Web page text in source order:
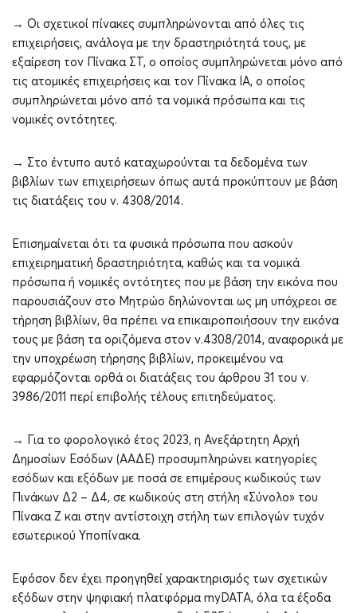
→ Οι σχετικοί πίνακες συμπληρώνονται από όλες τις
επιχειρήσεις, ανάλογα με την δραστηριότητά τους, με
εξαίρεση τον Πίνακα ΣΤ, ο οποίος συμπληρώνεται μόνο από
τις ατομικές επιχειρήσεις και τον Πίνακα ΙΑ, ο οποίος
συμπληρώνεται μόνο από τα νομικά πρόσωπα και τις
νομικές οντότητες.
→ Στο έντυπο αυτό καταχωρούνται τα δεδομένα των
βιβλίων των επιχειρήσεων όπως αυτά προκύπτουν με βάση
τις διατάξεις του ν. 4308/2014.
Επισημαίνεται ότι τα φυσικά πρόσωπα που ασκούν
επιχειρηματική δραστηριότητα, καθώς και τα νομικά
πρόσωπα ή νομικές οντότητες που με βάση την εικόνα που
παρουσιάζουν στο Μητρώο δηλώνονται ως μη υπόχρεοι σε
τήρηση βιβλίων, θα πρέπει να επικαιροποιήσουν την εικόνα
τους με βάση τα οριζόμενα στον ν.4308/2014, αναφορικά με
την υποχρέωση τήρησης βιβλίων, προκειμένου να
εφαρμόζονται ορθά οι διατάξεις του άρθρου 31 του ν.
3986/2011 περί επιβολής τέλους επιτηδεύματος.
→ Για το φορολογικό έτος 2023, η Ανεξάρτητη Αρχή
Δημοσίων Εσόδων (ΑΑΔΕ) προσυμπληρώνει κατηγορίες
εσόδων και εξόδων με ποσά σε επιμέρους κωδικούς των
Πινάκων Δ2 – Δ4, σε κωδικούς στη στήλη «Σύνολο» του
Πίνακα Ζ και στην αντίστοιχη στήλη των επιλογών τυχόν
εσωτερικού Υποπίνακα.
Εφόσον δεν έχει προηγηθεί χαρακτηρισμός των σχετικών
εξόδων στην ψηφιακή πλατφόρμα myDATA, όλα τα έξοδα